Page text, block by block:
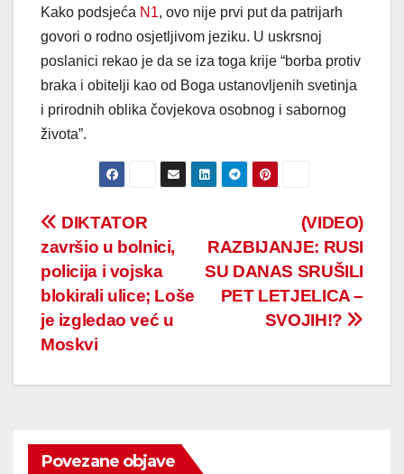
Kako podsjeća N1, ovo nije prvi put da patrijarh
govori o rodno osjetljivom jeziku. U uskrsnoj
poslanici rekao je da se iza toga krije “borba protiv
braka i obitelji kao od Boga ustanovljenih svetinja
i prirodnih oblika čovjekova osobnog i sabornog
života”.
Post
navigation
(VIDEO)
RAZBIJANJE: RUSI
SU DANAS SRUŠILI
PET LETJELICA –
SVOJIH!?
DIKTATOR
završio u bolnici,
policija i vojska
blokirali ulice; Loše
je izgledao već u
Moskvi
Povezane objave